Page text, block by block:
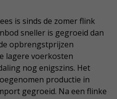
is sinds de zomer flink
sneller is gegroeid dan
opbrengstprijzen
lagere voerkosten
nog enigszins. Het
productie in
gegroeid. Na een flinke